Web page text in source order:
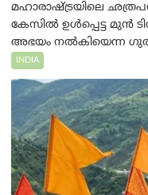
മഹാരാഷ്ട്രയിലെ
കേസിൽ ഉൾപ്പെട്ട മുൻ
അഭയം നൽകിയെന്ന
INDIA